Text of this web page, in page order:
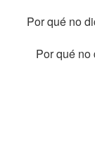
Por qué no
Por qué